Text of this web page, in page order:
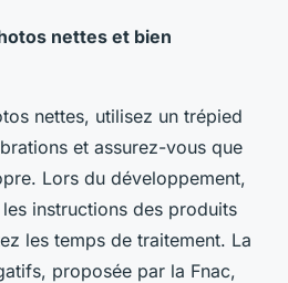
nettes et bien
nettes, utilisez un trépied
et assurez-vous que
Lors du développement,
instructions des produits
les temps de traitement. La
proposée par la Fnac,